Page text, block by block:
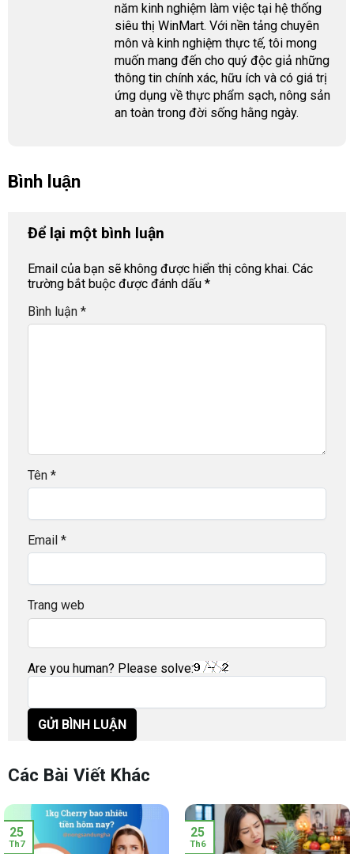
năm kinh nghiệm làm việc tại hệ thống
siêu thị WinMart. Với nền tảng chuyên
môn và kinh nghiệm thực tế, tôi mong
muốn mang đến cho quý độc giả những
thông tin chính xác, hữu ích và có giá trị
ứng dụng về thực phẩm sạch, nông sản
an toàn trong đời sống hằng ngày.
Bình luận
Để lại một bình luận
Email của bạn sẽ không được hiển thị công khai. Các
trường bắt buộc được đánh dấu *
Bình luận *
Tên *
Email *
Trang web
Are you human? Please solve:
Các Bài Viết Khác
25
Th7
25
Th6